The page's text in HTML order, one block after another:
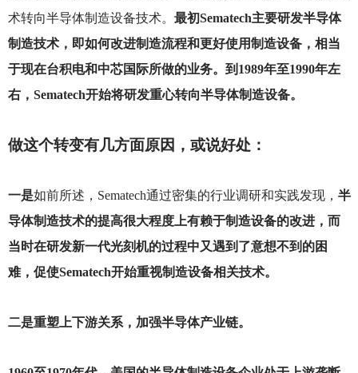
术转向半导体制造设备技术。 最初Sematech主要研发半导体
制造技术，即如何改进制造流程和更好使用制造设备，相当
于现在台积电和中芯国际所做的业务。到1989年至1990年左
右，Sematech开始将研发重心转向半导体制造设备。
做这个转变有几方面原因，或说好处：
一是如前所述，Sematech通过密集的行业调研和实践发现， 半
导体制造技术的提高很大程度上有赖于制造设备的改进，而
当时在研发新一代光刻机的过程中又遇到了意想不到的困
难，促使Sematech开始重视制造设备相关技术。
二是重塑上下游关系，加强半导体产业链。